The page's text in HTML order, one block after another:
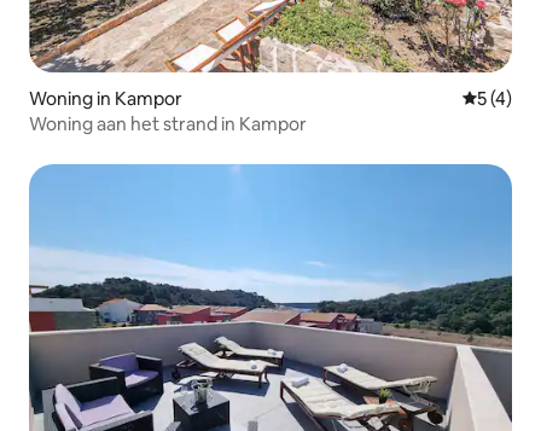
Woning in Kampor
5 (4)
Woning aan het strand in Kampor